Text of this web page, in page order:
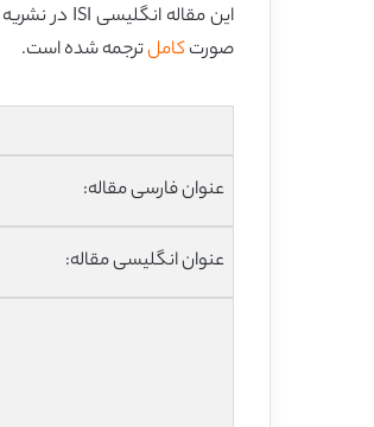
این مقاله انگلیسی ISI در نشریه ساینس دایرکت (الزویر) در 9 صفحه در سال ۲۰۲۰ منتشر شده و ترجمه آن 21 صفحه میباشد. کیفیت ترجمه این مقاله ویژه – طلایی
صورتکاملترجمه شده است.
عنوان فارسی مقاله:
عنوان انگلیسی مقاله: